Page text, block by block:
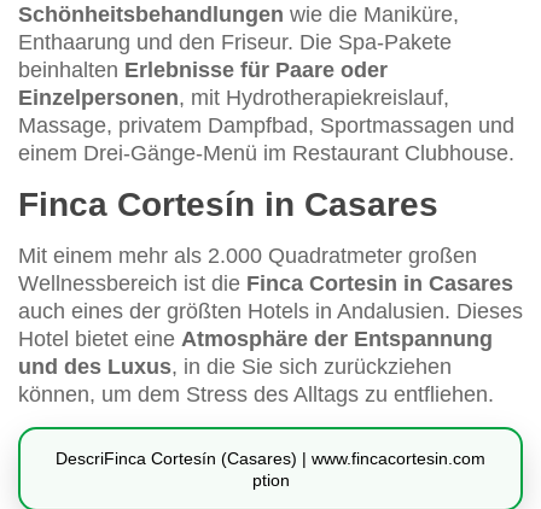
Schönheitsbehandlungen wie die Maniküre,
Enthaarung und den Friseur. Die Spa-Pakete
beinhalten Erlebnisse für Paare oder
Einzelpersonen, mit Hydrotherapiekreislauf,
Massage, privatem Dampfbad, Sportmassagen und
einem Drei-Gänge-Menü im Restaurant Clubhouse.
Finca Cortesín in Casares
Mit einem mehr als 2.000 Quadratmeter großen
Wellnessbereich ist die Finca Cortesin in Casares
auch eines der größten Hotels in Andalusien. Dieses
Hotel bietet eine Atmosphäre der Entspannung
und des Luxus, in die Sie sich zurückziehen
können, um dem Stress des Alltags zu entfliehen.
DescriFinca Cortesín (Casares) | www.fincacortesin.com
ption